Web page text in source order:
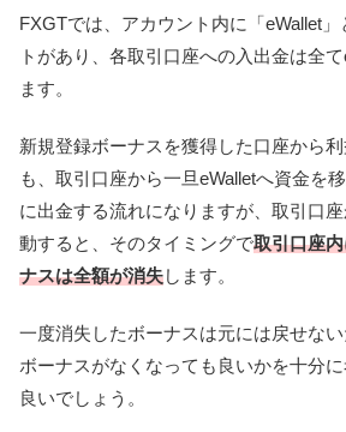
FXGTでは、アカウント内に「eWallet
トがあり、各取引口座への入出金は全
ます。
新規登録ボーナスを獲得した口座から
も、取引口座から一旦eWalletへ資金を
に出金する流れになりますが、取引口
動すると、そのタイミングで取引口座
ナスは全額が消失します。
一度消失したボーナスは元には戻せな
ボーナスがなくなっても良いかを十分
良いでしょう。